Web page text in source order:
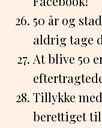
50 år og
aldrig tage
At blive 50
Tillykke
berettiget